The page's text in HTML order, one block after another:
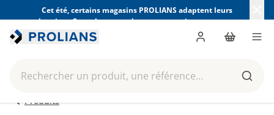
Cet été, certains magasins PROLIANS adaptent leurs
horaires. Consultez ceux de votre magasin avant votre
visite.
Rechercher un produit, une référence...
Panier
Produits